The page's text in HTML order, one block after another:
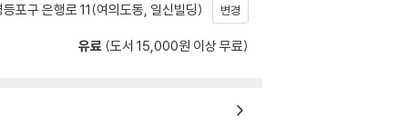
포구 은행로 11(여의도동, 일신빌딩) 변경
유료 (도서 15,000원 이상 무료)